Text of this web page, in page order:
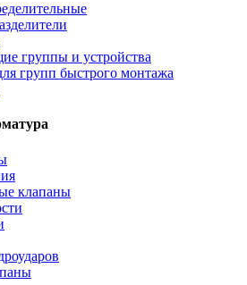
группы и устройства
групп быстрого монтажа
клапаны